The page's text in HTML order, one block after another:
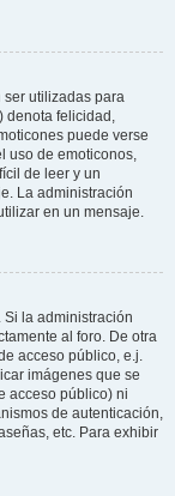
ser utilizadas para
denota felicidad,
puede verse
uso de emoticonos,
de leer y un
La administración
en un mensaje.
la administración
al foro. De otra
acceso público, e.j.
imágenes que se
acceso público) ni
de autenticación,
etc. Para exhibir